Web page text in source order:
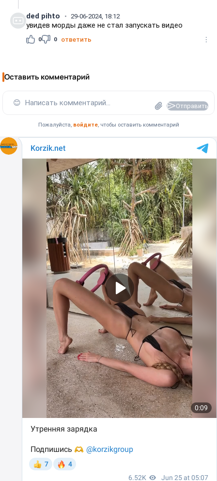
ded pihto 29-06-2024, 18:12
увидев морды даже не стал запускать видео
0 0 ответить
Оставить комментарий
😊 Написать комментарий... Отправить
Пожалуйста, войдите, чтобы оставить комментарий